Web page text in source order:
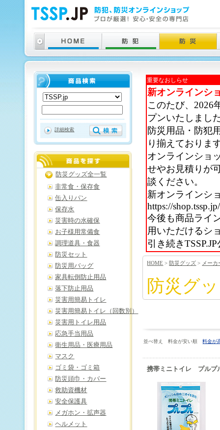
重要なおしらせ
新オンラインシ
このたび、2026
プンいたしまし
防災用品・防犯
り揃えておりま
オンラインショ
せやお見積りが
談ください。
新オンラインシ
https://shop.tssp.jp/
今後も商品ライ
用いただけるシ
引き続き
HOME >防災グッズ > メー
防災グ
並べ替え 料金が安い順料金が
携帯ミニトイレ プルプ
詳細検索
防災グッズ全一覧
非常食・保存食
缶入りパン
保存水
災害時の水確保
お子様用常備食
調理道具・食器
防災セット
防災用バッグ
家具転倒防止用品
落下防止用品
災害用簡易トイレ
災害用簡易トイレ（回数別）
災害用トイレ用品
応急手当用品
衛生用品・医療用品
マスク
ゴミ袋・ゴミ箱
防災頭巾・カバー
救助資機材
安全保護具
メガホン・拡声器
ヘルメット